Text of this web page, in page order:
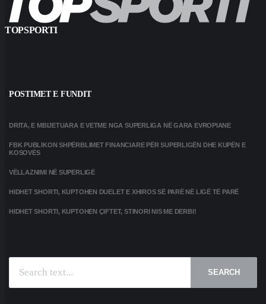
TOPSPORTI
POSTIMET E FUNDIT
DRITA, E MBIJETUARA E VETME NGA SUPERLIGA NË GARA EVROPIANE
FBK PUBLIKON SHPËRBLIMET FINANCIARE PËR SUPERLIGËN DHE KUPËN E
KOSOVËS
VËLLAZNIMI NË SUPERLIGË
HIDHET SHORTI, KUPTOHEN DUELET E XHIROS SË PARË NË LIGË TË PARË
HIDHET SHORTI, KUPTOHEN ÇIFTET, STINORI NIS ME DERBI!
SEARCH